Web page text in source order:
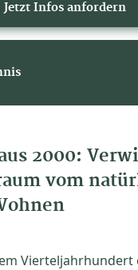
Jetzt Infos anfordern
2000:
vom
Vierteljahrhundert